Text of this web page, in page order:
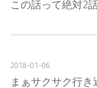
この話って絶対2
2018-01-06
まぁサクサク行き